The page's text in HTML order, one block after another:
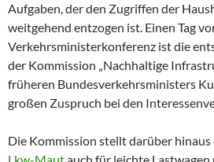
Aufgaben, der den Zugriffen der
weitgehend entzogen ist. Einen Tag
Verkehrsministerkonferenz ist die
der Kommission „Nachhaltige
früheren Bundesverkehrsministers
großen Zuspruch bei den
Die Kommission stellt darüber